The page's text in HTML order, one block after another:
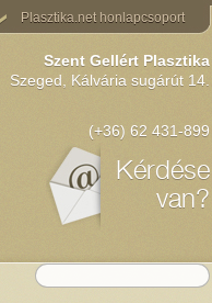
Szent Gellért Plasztika
Szeged, Kálvária sugárút 14.
(+36) 62 431-899
Kérdése
van?
Plasztika.net honlapcsoport